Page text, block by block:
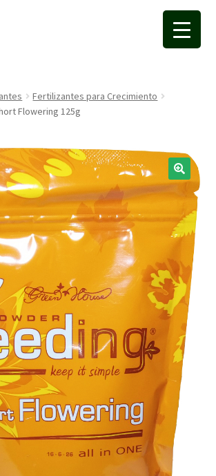
Fertilizantes para Crecimiento
Flowering 125g